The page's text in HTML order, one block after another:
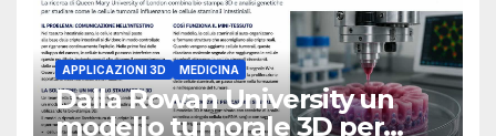
APPLICAZIONI 3D MEDICINA
Dalla Rowan University un
modello tumorale 3D per